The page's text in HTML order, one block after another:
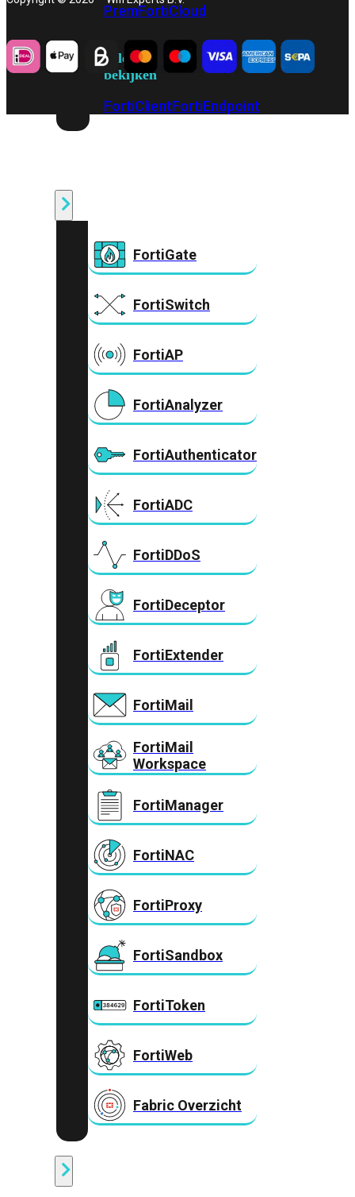
PremFortiCloud
Alles
bekijken
FortiClientFortiEndpoint
FortiGate
FortiSwitch
FortiAP
FortiAnalyzer
FortiAuthenticator
FortiADC
FortiDDoS
FortiDeceptor
FortiExtender
FortiMail
FortiMail
Workspace
FortiManager
FortiNAC
FortiProxy
FortiSandbox
FortiToken
FortiWeb
Fabric Overzicht